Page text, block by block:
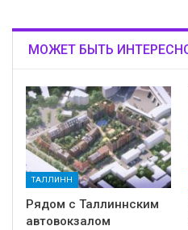
МОЖЕТ БЫТЬ
ТАЛЛИНН
Рядом с Таллиннским
автовокзалом